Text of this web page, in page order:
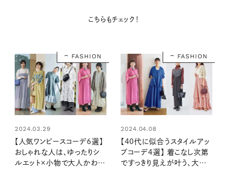
こちらもチェック！
FASHION
2024.03.29
【人気ワンピースコーデ6選】
おしゃれな人は、ゆったりシ
ルエット×小物で大人かわい
FASHION
2024.04.08
【40代に似合うスタイルアッ
プコーデ4選】 着こなし次第
ですっきり見えが叶う、大人